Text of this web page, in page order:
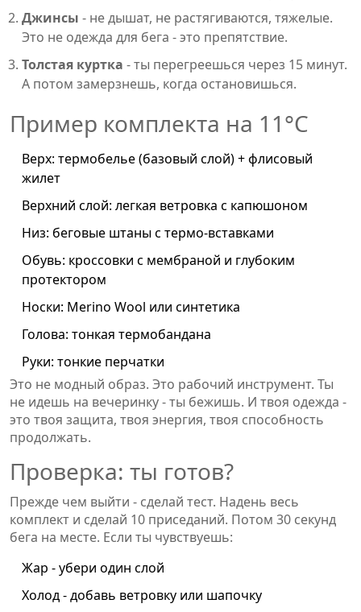
Джинсы - не дышат, не растягиваются, тяжелые.
Это не одежда для бега - это препятствие.
Толстая куртка - ты перегреешься через 15 минут.
А потом замерзнешь, когда остановишься.
Пример комплекта на 11°C
Верх: термобелье (базовый слой) + флисовый
жилет
Верхний слой: легкая ветровка с капюшоном
Низ: беговые штаны с термо-вставками
Обувь: кроссовки с мембраной и глубоким
протектором
Носки: Merino Wool или синтетика
Голова: тонкая термобандана
Руки: тонкие перчатки
Это не модный образ. Это рабочий инструмент. Ты
не идешь на вечеринку - ты бежишь. И твоя одежда -
это твоя защита, твоя энергия, твоя способность
продолжать.
Проверка: ты готов?
Прежде чем выйти - сделай тест. Надень весь
комплект и сделай 10 приседаний. Потом 30 секунд
бега на месте. Если ты чувствуешь:
Жар - убери один слой
Холод - добавь ветровку или шапочку